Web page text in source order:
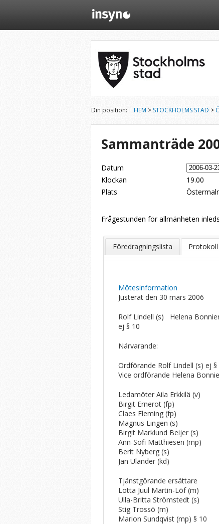
Din position: HEM > STOCKHOLMS STAD >
Sammanträde
Datum
Klockan
19.00
Plats
Frågestunden för allmänheten
Föredragningslista Protokoll
Mötesinformation
Justerat den 30 mars 2006
Rolf Lindell (s) Helena
ej § 10 §
Närvarande:
Ordförande Rolf Lindell (s) ej §
Vice ordförande Helena
Ledamöter Aila Erkkilä (v)
Birgit Ernerot (fp)
Claes Fleming (fp)
Magnus Lingen (s)
Birgit Marklund Beijer (s)
Ann-Sofi Matthiesen (mp)
Berit Nyberg (s)
Jan Ulander (kd)
Tjänstgörande ersättare
Lotta Juul Martin-Löf (m)
Ulla-Britta Strömstedt (s)
Stig Trossö (m)
Marion Sundqvist (mp) § 10